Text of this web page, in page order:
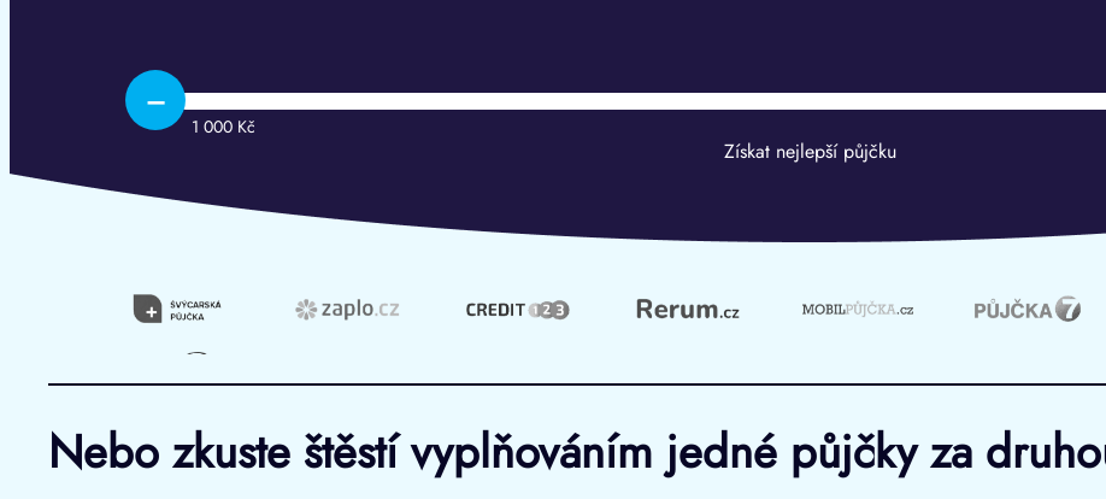
–
1 000 Kč
Získat nejlepší půjčku
Nebo zkuste štěstí vyplňováním jedné půjčky za